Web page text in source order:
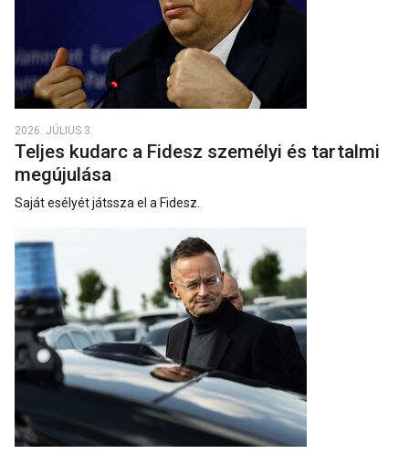
2026. JÚLIUS 3.
Teljes kudarc a Fidesz személyi és tartalmi
megújulása
Saját esélyét játssza el a Fidesz.